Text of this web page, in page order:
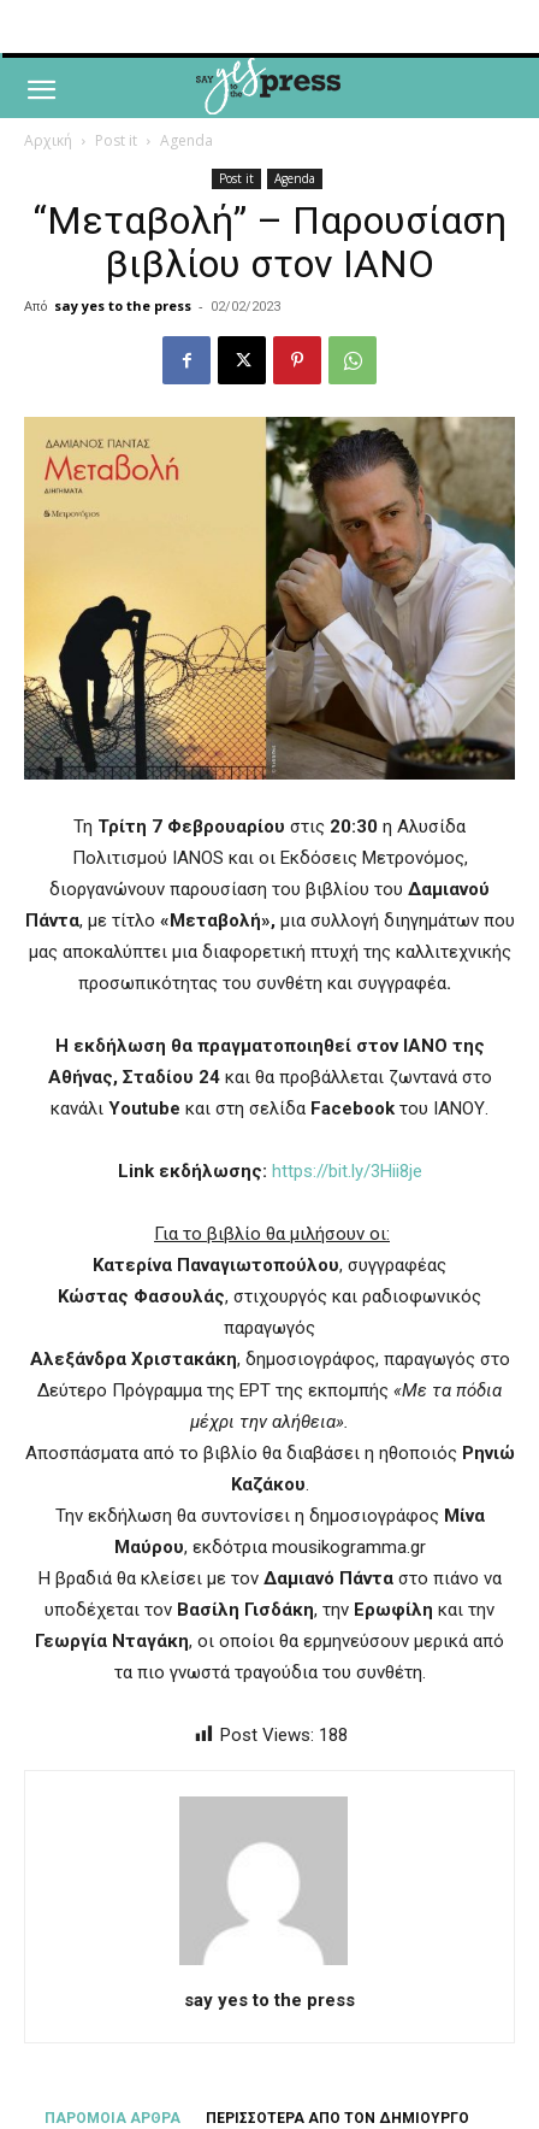
Αρχική Post it Agenda
Post it Agenda
“Mεταβολή” – Παρουσίαση
βιβλίου στον ΙΑΝΟ
Από say yes to the press - 02/02/2023
Τη Τρίτη 7 Φεβρουαρίου στις 20:30 η Αλυσίδα
Πολιτισμού IANOS και οι Εκδόσεις Μετρονόμος,
διοργανώνουν παρουσίαση του βιβλίου του Δαμιανού
Πάντα, με τίτλο «Μεταβολή», μια συλλογή διηγημάτων που
μας αποκαλύπτει μια διαφορετική πτυχή της καλλιτεχνικής
προσωπικότητας του συνθέτη και συγγραφέα.
Η εκδήλωση θα πραγματοποιηθεί στον ΙΑΝΟ της
Αθήνας, Σταδίου 24 και θα προβάλλεται ζωντανά στο
κανάλι Youtube και στη σελίδα Facebook του ΙΑΝΟΥ.
Linkεκδήλωσης: https://bit.ly/3Hii8je
Για το βιβλίο θα μιλήσουν οι:
Κατερίνα Παναγιωτοπούλου, συγγραφέας
Κώστας Φασουλάς, στιχουργός και ραδιοφωνικός
παραγωγός
Αλεξάνδρα Χριστακάκη, δημοσιογράφος, παραγωγός στο
Δεύτερο Πρόγραμμα της ΕΡΤ της εκπομπής «Με τα πόδια
μέχρι την αλήθεια».
Αποσπάσματα από το βιβλίο θα διαβάσει η ηθοποιός Ρηνιώ
Καζάκου.
Την εκδήλωση θα συντονίσει η δημοσιογράφος Μίνα
Μαύρου, εκδότρια mousikogramma.gr
Η βραδιά θα κλείσει με τον Δαμιανό Πάνταστο πιάνο να
υποδέχεται τον Βασίλη Γισδάκη, την Ερωφίλη και την
Γεωργία Νταγάκη, οι οποίοι θα ερμηνεύσουν μερικά από
τα πιο γνωστά τραγούδια του συνθέτη.
Post Views: 188
say yes to the press
ΠΑΡΟΜΟΙΑ ΑΡΘΡΑ ΠΕΡΙΣΣΟΤΕΡΑ ΑΠΟ ΤΟΝ ΔΗΜΙΟΥΡΓΟ